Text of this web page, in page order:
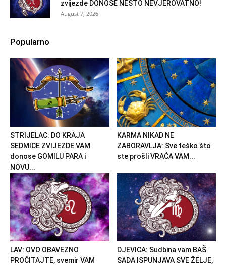
zvijezde DONOSE NEŠTO NEVJEROVATNO!
August 7, 2026
Popularno
STRIJELAC: DO KRAJA
SEDMICE ZVIJEZDE VAM
donose GOMILU PARA i
NOVU...
KARMA NIKAD NE
ZABORAVLJA: Sve teško što
ste prošli VRAĆA VAM...
LAV: OVO OBAVEZNO
PROČITAJTE, svemir VAM
DJEVICA: Sudbina vam BAŠ
SADA ISPUNJAVA SVE ŽELJE,